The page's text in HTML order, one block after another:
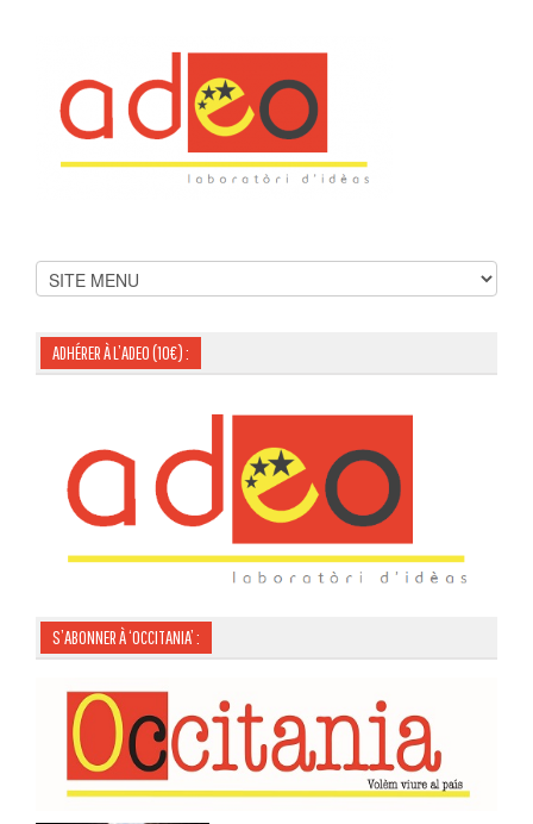
ADHÉRER À L’ADEO (10€) :
S’ABONNER À ‘OCCITANIA’ :